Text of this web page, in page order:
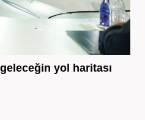
yol haritası